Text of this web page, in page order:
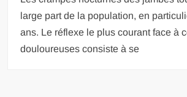
large part de la population, en
ans. Le réflexe le plus courant face à
douloureuses consiste à se